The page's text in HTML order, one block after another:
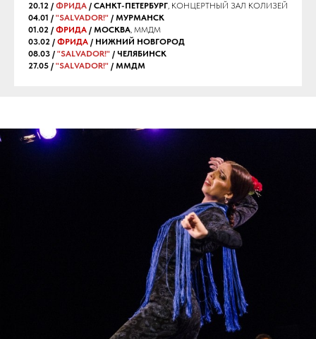
20.12 / ФРИДА / САНКТ-ПЕТЕРБУРГ, КОНЦЕРТНЫЙ ЗАЛ КОЛИЗЕЙ
04.01 / "SALVADOR!" / МУРМАНСК
01.02 / ФРИДА / МОСКВА, ММДМ
03.02 / ФРИДА / НИЖНИЙ НОВГОРОД
08.03 / "SALVADOR!" / ЧЕЛЯБИНСК
27.05 / "SALVADOR!" / ММДМ